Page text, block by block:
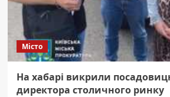
Місто
На хабарі викрили
директора столичного ринку